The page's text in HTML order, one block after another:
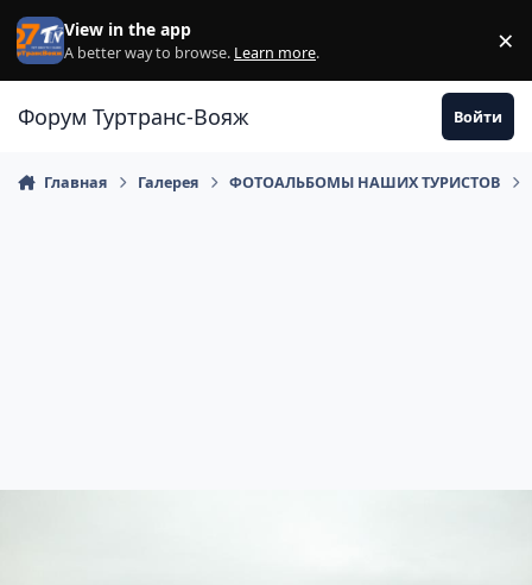
Перейти к содержанию
View in the app
A better way to browse. Learn more. ×
Форум Туртранс-Вояж Войти
Главная Галерея ФОТОАЛЬБОМЫ НАШИХ ТУРИСТОВ